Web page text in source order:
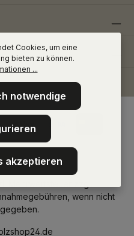
wenn nicht
Cookies, um eine
bieten zu können.
...
notwendige
akzeptieren